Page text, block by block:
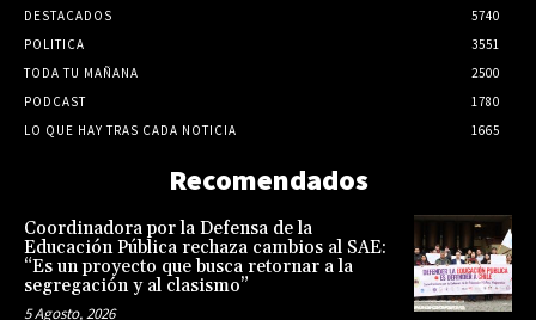
DESTACADOS
5740
POLITICA
3551
TODA TU MAÑANA
2500
PODCAST
1780
LO QUE HAY TRAS CADA NOTICIA
1665
Recomendados
Coordinadora por la Defensa de la
Educación Pública rechaza cambios al SAE:
“Es un proyecto que busca retornar a la
segregación y al clasismo”
5 Agosto, 2026